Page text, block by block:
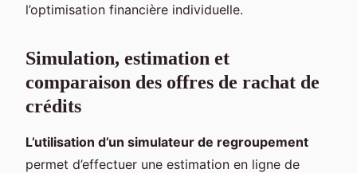
l’optimisation financière individuelle.
Simulation, estimation et
comparaison des offres de rachat de
crédits
L’utilisation d’un simulateur de regroupement
permet d’effectuer une estimation en ligne de